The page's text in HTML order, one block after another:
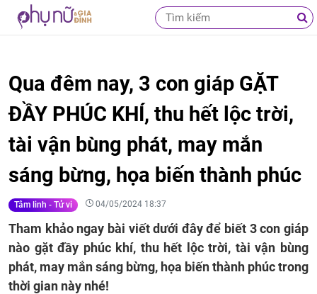
Qua đêm nay, 3 con giáp GẶT
ĐẦY PHÚC KHÍ, thu hết lộc trời,
tài vận bùng phát, may mắn
sáng bừng, họa biến thành phúc
Tâm linh - Tử vi 04/05/2024 18:37
Tham khảo ngay bài viết dưới đây để biết 3 con giáp
nào gặt đầy phúc khí, thu hết lộc trời, tài vận bùng
phát, may mắn sáng bừng, họa biến thành phúc trong
thời gian này nhé!